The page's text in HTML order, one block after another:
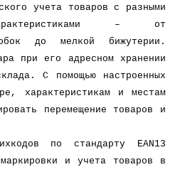
учета товаров с разными
– от
до мелкой бижутерии.
при его адресном хранении
С помощью настроенных
характеристикам и местам
перемещение товаров и
по стандарту EAN13
и учета товаров в